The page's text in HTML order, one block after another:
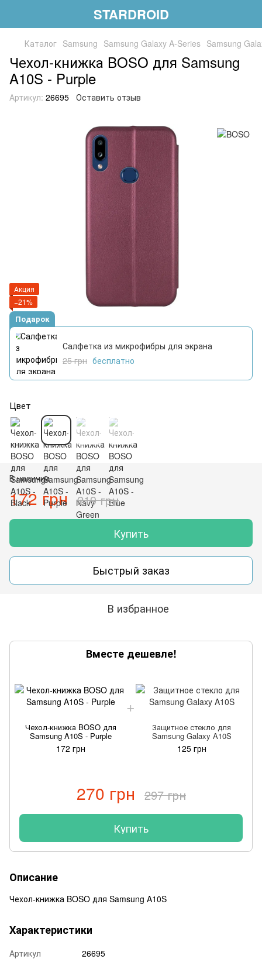
STARDROID
Каталог Samsung Samsung Galaxy A-Series Samsung
Чехол-книжка BOSO для Samsung
A10S - Purple
Артикул: 26695 Оставить отзыв
Акция
−21%
Подарок
Салфетка из микрофибры для экрана
25 грн бесплатно
Цвет
В наличии
172 грн 219 грн
Купить
Быстрый заказ
В избранное
Вместе дешевле!
Чехол-книжка BOSO для
Samsung A10S - Purple
172 грн
Защитное стекло для
Samsung Galaxy A10S
125 грн
270 грн 297 грн
Купить
Описание
Чехол-книжка BOSO для Samsung A10S
Характеристики
Артикул
26695